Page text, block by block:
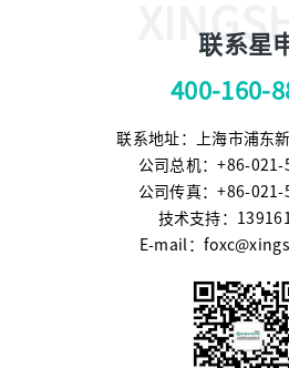
联系星
400-160-
联系地址：上海市浦东
公司总机：+86-021-
公司传真：+86-021-
技术支持：
E-mail：